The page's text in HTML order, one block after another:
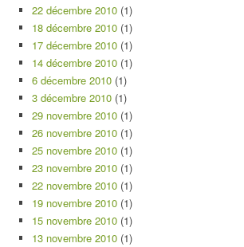
22 décembre 2010 (1)
18 décembre 2010 (1)
17 décembre 2010 (1)
14 décembre 2010 (1)
6 décembre 2010 (1)
3 décembre 2010 (1)
29 novembre 2010 (1)
26 novembre 2010 (1)
25 novembre 2010 (1)
23 novembre 2010 (1)
22 novembre 2010 (1)
19 novembre 2010 (1)
15 novembre 2010 (1)
13 novembre 2010 (1)